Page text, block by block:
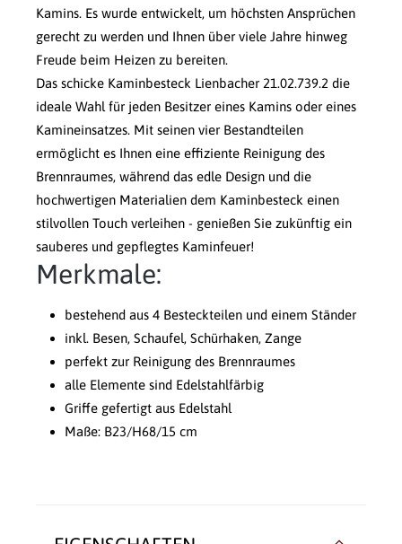
Kamins. Es wurde entwickelt, um höchsten Ansprüchen
gerecht zu werden und Ihnen über viele Jahre hinweg
Freude beim Heizen zu bereiten.
Das schicke Kaminbesteck Lienbacher 21.02.739.2 die
ideale Wahl für jeden Besitzer eines Kamins oder eines
Kamineinsatzes. Mit seinen vier Bestandteilen
ermöglicht es Ihnen eine effiziente Reinigung des
Brennraumes, während das edle Design und die
hochwertigen Materialien dem Kaminbesteck einen
stilvollen Touch verleihen - genießen Sie zukünftig ein
sauberes und gepflegtes Kaminfeuer!
Merkmale:
bestehend aus 4 Besteckteilen und einem Ständer
inkl. Besen, Schaufel, Schürhaken, Zange
perfekt zur Reinigung des Brennraumes
alle Elemente sind Edelstahlfärbig
Griffe gefertigt aus Edelstahl
Maße: B23/H68/15 cm